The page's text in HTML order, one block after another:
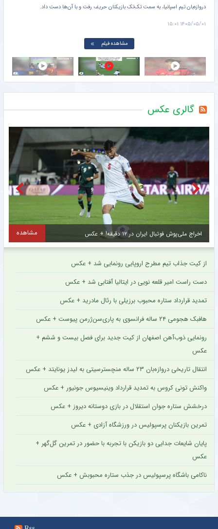
دروازه‌بان تیم اسپانیا، به سمت تک‌تک بازیکنان حریف رفت و با آن‌ها دست داد.
۱۴۰۵/۰۵/۰۱ ۱۵:۰۱
مشاهده فیلم
گالری عکس
اخراج ملی‌پوش فوتبال ایران در ۱۲ دقیقه! + عکس مشاهده
از کیت جذاب تیم مطرح اروپایی رونمایی شد + عکس
دست راست امیر قلعه نویی در ایتالیا آفتابی شد + عکس
تمدید قرارداد ستاره محبوب برزیلی با رئال مادرید + عکس
هافبک هجومی ۲۴ ساله فرانسوی به پاری‌سن‌ژرمن پیوست + عکس
رونمایی ذوب‌آهن اصفهان از کیت جدید برای فصل بیست و ششم +
عکس
انتقال تاریخی دروازه‌بان ۲۳ ساله منچسترسیتی به لیدز یونایتد + عکس
واکنش تونی کروس به تمدید قرارداد وینیسیوس جونیور + عکس
درخشش ستاره جوان استقلال در بازی دوستانه دیروز + عکس
تمرین بازیکنان پرسپولیس در ورزشگاه آزادی + عکس
پایان شایعات جدایی دو بازیکن با تجربه با حضور در تمرین گل‌گهر +
عکس
ناکامی باشگاه پرسپولیس در جذب ستاره محبوبش + عکس